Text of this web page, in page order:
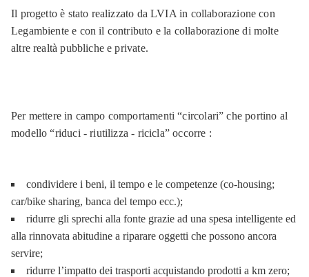
Il progetto è stato realizzato da LVIA in collaborazione con
Legambiente e con il contributo e la collaborazione di molte
altre realtà pubbliche e private.
Per mettere in campo comportamenti “circolari” che portino al
modello “riduci - riutilizza - ricicla” occorre :
condividere i beni, il tempo e le competenze (co-housing;
car/bike sharing, banca del tempo ecc.);
ridurre gli sprechi alla fonte grazie ad una spesa intelligente ed
alla rinnovata abitudine a riparare oggetti che possono ancora
servire;
ridurre l’impatto dei trasporti acquistando prodotti a km zero;